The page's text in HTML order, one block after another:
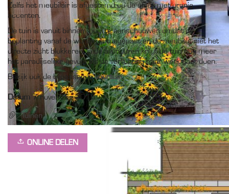
Zelfs het meubilair is afgestemd op de sfeer met oranje
accenten.
De tuin is vanuit binnen mooi te aanschouwen omdat de
beplanting vanaf de woning is toegepast en de meubels niet het
directe zicht blokkeren. In de avonduren krijgt de tuin nog meer
het paradijselijke gevoel als de verlichting haar werk gaat doen.
Bekijk ook de bijpassendevoortuin.
Datum 7 november 2018
Tuinen
ONLINE DELEN